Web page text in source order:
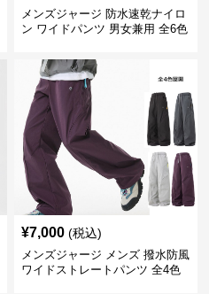
メンズジャージ 防水速乾ナイロ
ン ワイドパンツ 男女兼用 全6色
¥7,000 (税込)
メンズジャージ メンズ 撥水防風
ワイドストレートパンツ 全4色